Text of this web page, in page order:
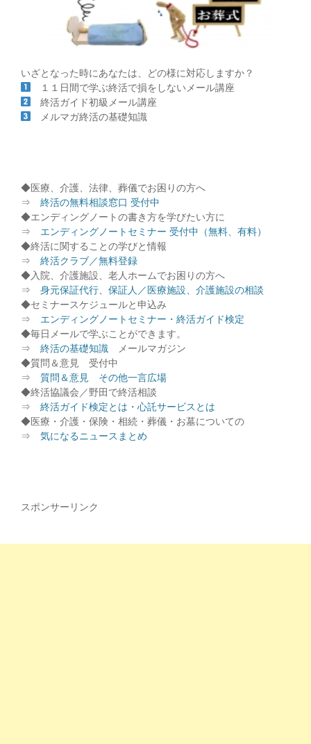
いざとなった時にあなたは、どの様に対応しますか？
１１日間で学ぶ終活で損をしないメール講座
終活ガイド初級メール講座
メルマガ終活の基礎知識
◆医療、介護、法律、葬儀でお困りの方へ
⇒ 終活の無料相談窓口 受付中
◆エンディングノートの書き方を学びたい方に
⇒ エンディングノートセミナー 受付中（無料、有料）
◆終活に関することの学びと情報
⇒ 終活クラブ／無料登録
◆入院、介護施設、老人ホームでお困りの方へ
⇒ 身元保証代行、保証人／医療施設、介護施設の相談
◆セミナースケジュールと申込み
⇒ エンディングノートセミナー・終活ガイド検定
◆毎日メールで学ぶことができます。
⇒ 終活の基礎知識 メールマガジン
◆質問＆意見 受付中
⇒ 質問＆意見 その他一言広場
◆終活協議会／野田で終活相談
⇒ 終活ガイド検定とは・心託サービスとは
◆医療・介護・保険・相続・葬儀・お墓についての
⇒ 気になるニュースまとめ
スポンサーリンク